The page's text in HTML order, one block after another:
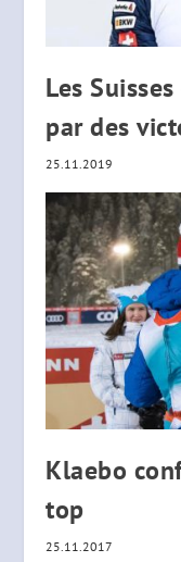
Les
par des
25.11.2019
Klaebo
top
25.11.2017